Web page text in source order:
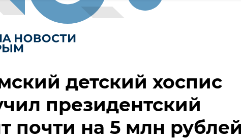
детский хоспис
президентский
почти на 5 млн